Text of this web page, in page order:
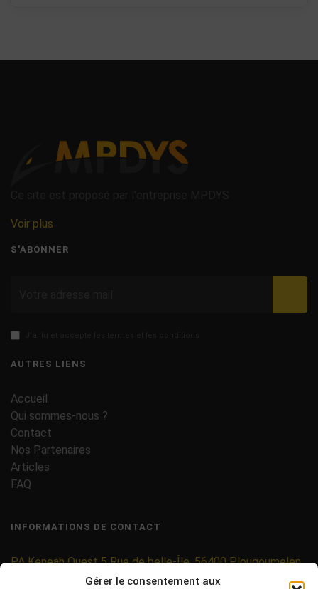
Gérer le consentement aux
Voir plus
S'ABONNER
AUTRES LIENS
Accueil
Qui sommes-nous ?
Contact
Nos Partenaires
Articles
FAQ
INFORMATIONS DE CONTACT
PA Keneah Ouest 5 Rue de belle-Île, 56400 Plougoumelen